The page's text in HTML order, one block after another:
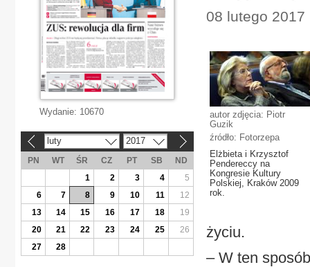
08 lutego
autor zdjęcia: Piotr
Guzik
źródło: Fotorzepa
Elżbieta i Krzysztof
Pendereccy na
Kongresie Kultury
Polskiej, Kraków 2009
rok.
życiu.
– W ten
Wydanie: 10670
luty 2017
PN WT ŚR CZ PT SB
ND
1
2 3 4
5
6
7 8 9 10 11
12
13
14 15 16 17 18
19
20
21 22 23 24 25
26
27
28